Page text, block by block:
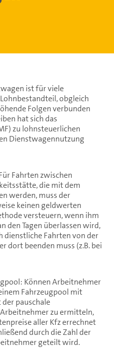
ist für viele
obgleich
Folgen verbunden
hat sich das
zu lohnsteuerlichen
Dienstwagennutzung
Fahrten zwischen
die mit dem
werden, muss der
keinen geldwerten
versteuern, wenn ihm
den Tagen überlassen wird,
dienstliche Fahrten von der
dort beenden muss (z.B. bei
Können Arbeitnehmer
Fahrzeugpool mit
pauschale
zu ermitteln,
aller Kfz errechnet
durch die Zahl der
geteilt wird.